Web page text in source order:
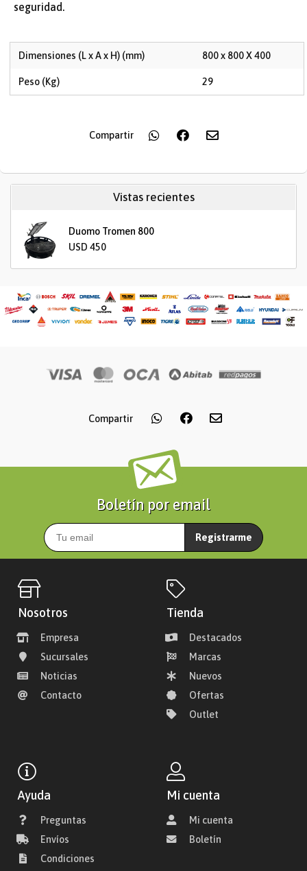
seguridad.
Dimensiones (L x A x H) (mm) 800 x 800 X 400
Peso (Kg) 29
Compartir
Vistas recientes
Duomo Tromen 800
USD 450
Compartir
Boletín por email
Registrarme
Nosotros
Empresa
Sucursales
Noticias
Contacto
Tienda
Destacados
Marcas
Nuevos
Ofertas
Outlet
Ayuda
Preguntas
Envíos
Condiciones
Mi cuenta
Mi cuenta
Boletín